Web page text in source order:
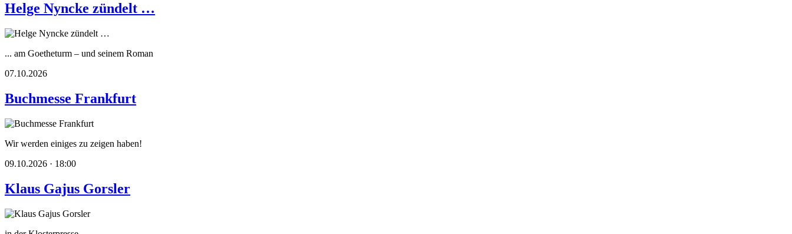
Helge Nyncke zündelt …
... am Goetheturm – und seinem Roman
07.10.2026
Buchmesse Frankfurt
Wir werden einiges zu zeigen haben!
09.10.2026 · 18:00
Klaus Gajus Gorsler